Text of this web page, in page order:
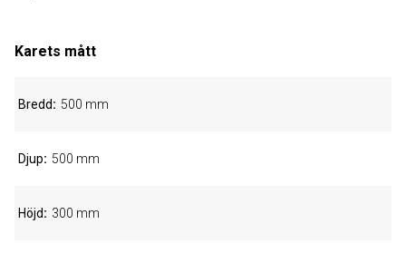
Karets mått
Bredd 500 mm
Djup 500 mm
Höjd 300 mm